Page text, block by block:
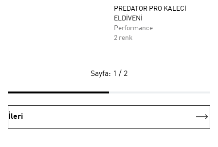
PREDATOR PRO KALECİ
ELDİVENİ
Performance
2 renk
Sayfa: 1 / 2
İleri